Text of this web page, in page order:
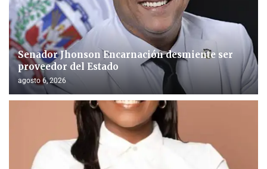
Senador Jhonson Encarnación desmiente ser
proveedor del Estado
agosto 6, 2026